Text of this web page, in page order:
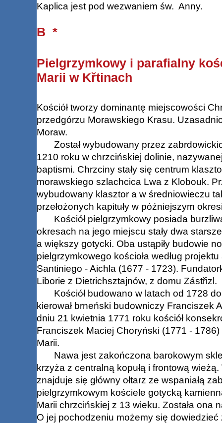
Kaplica jest pod wezwaniem św. Anny.
B *
Pielgrzymkowy i parafialny
Marii w Křtinach
Kościół tworzy dominantę miejscowości
przedgórzu Morawskiego Krasu.
Moraw.
Został wybudowany przez
1210 roku w chrzcińskiej dolinie,
baptismi. Chrzciny stały się centrum
morawskiego szlachcica Lwa z Klobouk.
wybudowany klasztor a w średniowieczu
przełożonych kapituły w późniejszym
Kościół pielgrzymkowy posiada
okresach na jego miejscu stały dwa
a większy gotycki. Oba ustąpiły budowie
pielgrzymkowego kościoła według
Santiniego - Aichla (1677 - 1723).
Liborie z Dietrichsztajnów, z domu Zástřizl.
Kościół budowano w latach od 1728 do
kierował brneński budowniczy Franciszek
dniu 21 kwietnia 1771 roku kościół
Franciszek Maciej Choryński (1771 -
Marii.
Nawa jest zakończona barokowym
krzyża z centralną kopułą i frontową
znajduje się główny ołtarz ze wspaniałą
pielgrzymkowym kościele gotycką
Marii chrzcińskiej z 13 wieku. Została ona
O jej pochodzeniu możemy się